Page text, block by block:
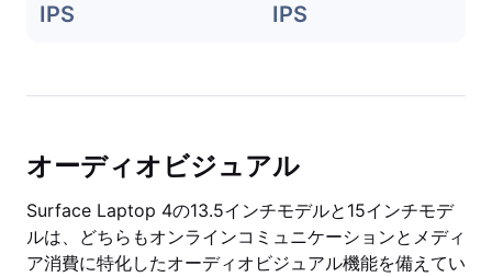
IPS IPS
オーディオビジュアル
Surface Laptop 4の13.5インチモデルと15インチモデ
ルは、どちらもオンラインコミュニケーションとメディ
ア消費に特化したオーディオビジュアル機能を備えてい